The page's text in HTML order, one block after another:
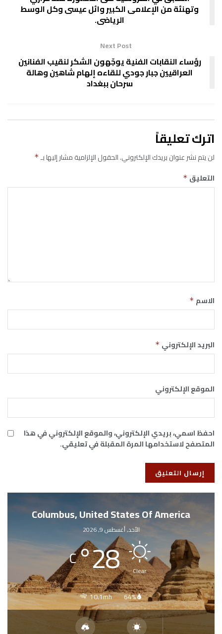
وتهنئة من الإعلامى الكبير وائل عيسى وكل الوسط
الرياضى.
Next Post
رؤساء النقابات الفنية يوجّهون الشكر لنقيب الفنانين
العراقيين جبار جودي للقاءه إلهام شاهين وهالة
سرحان ببغداد
اترك تعليقاً
لن يتم نشر عنوان بريدك الإلكتروني.الحقول الإلزامية مشار إليها بـ*
التعليق *
الاسم *
البريد الإلكتروني *
الموقع الإلكتروني
احفظ اسمي، بريدي الإلكتروني، والموقع الإلكتروني في هذا
المتصفح لاستخدامها المرة المقبلة في تعليقي.
Columbus, United States Of America
الأحد, أغسطس 9, 2026
Clear
28
°
C
64%
10.1mh